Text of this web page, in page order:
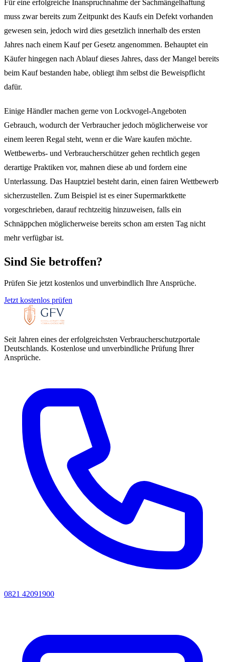
Für eine erfolgreiche Inanspruchnahme der Sachmängelhaftung
muss zwar bereits zum Zeitpunkt des Kaufs ein Defekt vorhanden
gewesen sein, jedoch wird dies gesetzlich innerhalb des ersten
Jahres nach einem Kauf per Gesetz angenommen. Behauptet ein
Käufer hingegen nach Ablauf dieses Jahres, dass der Mangel bereits
beim Kauf bestanden habe, obliegt ihm selbst die Beweispflicht
dafür.
Einige Händler machen gerne von Lockvogel-Angeboten
Gebrauch, wodurch der Verbraucher jedoch möglicherweise vor
einem leeren Regal steht, wenn er die Ware kaufen möchte.
Wettbewerbs- und Verbraucherschützer gehen rechtlich gegen
derartige Praktiken vor, mahnen diese ab und fordern eine
Unterlassung. Das Hauptziel besteht darin, einen fairen Wettbewerb
sicherzustellen. Zum Beispiel ist es einer Supermarktkette
vorgeschrieben, darauf rechtzeitig hinzuweisen, falls ein
Schnäppchen möglicherweise bereits schon am ersten Tag nicht
mehr verfügbar ist.
Sind Sie betroffen?
Prüfen Sie jetzt kostenlos und unverbindlich Ihre Ansprüche.
Jetzt kostenlos prüfen
Seit Jahren eines der erfolgreichsten Verbraucherschutzportale
Deutschlands. Kostenlose und unverbindliche Prüfung Ihrer
Ansprüche.
0821 42091900